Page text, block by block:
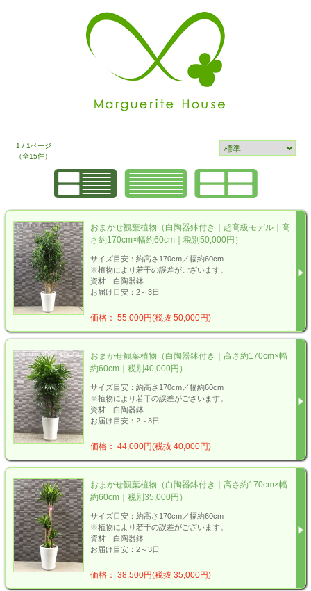
1 / 1ページ
（全15件）
おまかせ観葉植物（白陶器鉢付き｜超高級モデル｜高
さ約170cm×幅約60cm｜税別50,000円）
サイズ目安：約高さ170cm／幅約60cm
※植物により若干の誤差がございます。
資材 白陶器鉢
お届け目安：2～3日
価格： 55,000円(税抜 50,000円)
おまかせ観葉植物（白陶器鉢付き｜高さ約170cm×幅
約60cm｜税別40,000円）
サイズ目安：約高さ170cm／幅約60cm
※植物により若干の誤差がございます。
資材 白陶器鉢
お届け目安：2～3日
価格： 44,000円(税抜 40,000円)
おまかせ観葉植物（白陶器鉢付き｜高さ約170cm×幅
約60cm｜税別35,000円）
サイズ目安：約高さ170cm／幅約60cm
※植物により若干の誤差がございます。
資材 白陶器鉢
お届け目安：2～3日
価格： 38,500円(税抜 35,000円)